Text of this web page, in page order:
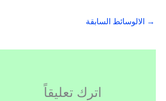
→ الالوسائط السابقة
اترك تعليقاً